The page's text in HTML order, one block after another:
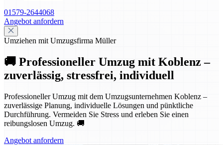
01579-2644068
Angebot anfordern
Umziehen mit Umzugsfirma Müller
🚚 Professioneller Umzug mit Koblenz –
zuverlässig, stressfrei, individuell
Professioneller Umzug mit dem Umzugsunternehmen Koblenz –
zuverlässige Planung, individuelle Lösungen und pünktliche
Durchführung. Vermeiden Sie Stress und erleben Sie einen
reibungslosen Umzug. 🚚
Angebot anfordern